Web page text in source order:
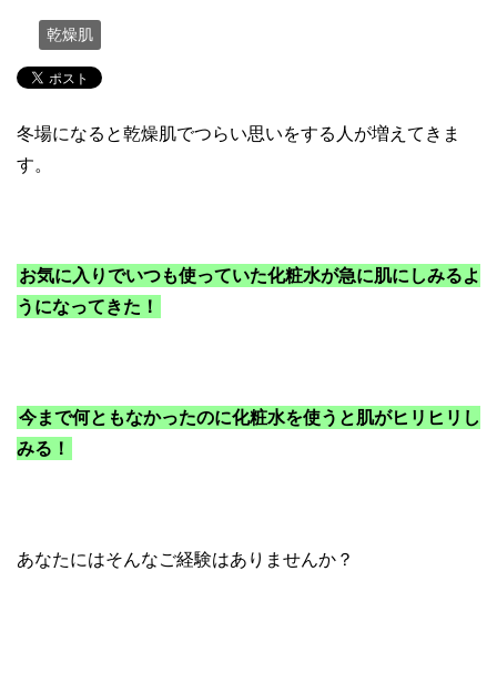
乾燥肌
冬場になると乾燥肌でつらい思いをする人が増えてきま
す。
お気に入りでいつも使っていた化粧水が急に肌にしみるよ
うになってきた！
今まで何ともなかったのに化粧水を使うと肌がヒリヒリし
みる！
あなたにはそんなご経験はありませんか？